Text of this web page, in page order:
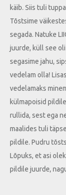
käib. Siis tuli
Tõstsime
segada. Natuke
juurde, küll see oli
segasime jahu,
vedelam olla!
vedelamaks
külmapoisid
rullida, sest ega
maalides tuli
pildile. Pudru
Lõpuks, et asi
pildile juurde,